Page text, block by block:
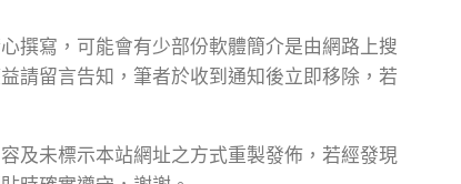
撰寫，可能會有少部份軟體簡介是由網路上搜
請留言告知，筆者於收到通知後立即移除，若
及未標示本站網址之方式重製發佈，若經發現